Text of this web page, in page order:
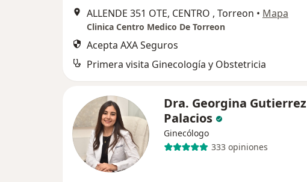
ALLENDE 351 OTE, CENTRO , Torreon • Mapa
Clinica Centro Medico De Torreon
Acepta AXA Seguros
Primera visita Ginecología y Obstetricia
Dra. Georgina Gutierrez
Palacios
Ginecólogo
333 opiniones